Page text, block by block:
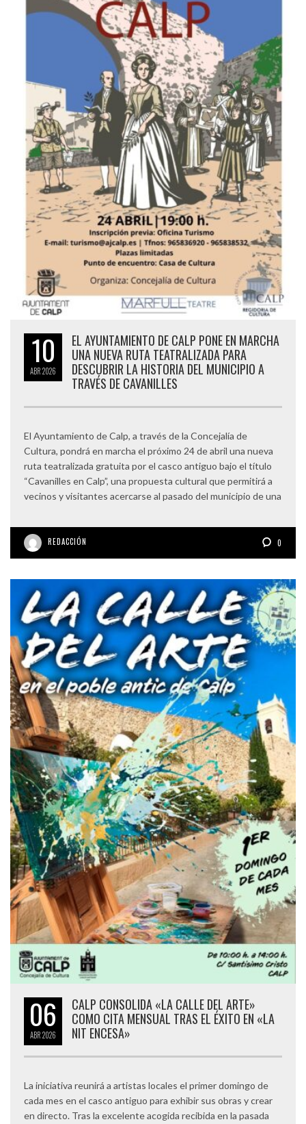
10
ABR2026
EL AYUNTAMIENTO DE CALP PONE EN MARCHA
UNA NUEVA RUTA TEATRALIZADA PARA
DESCUBRIR LA HISTORIA DEL MUNICIPIO A
TRAVÉS DE CAVANILLES
El Ayuntamiento de Calp, a través de la Concejalía de
Cultura, pondrá en marcha el próximo 24 de abril una nueva
ruta teatralizada gratuita por el casco antiguo bajo el título
“Cavanilles en Calp”, una propuesta cultural que permitirá a
vecinos y visitantes acercarse al pasado del municipio de una
REDACCIÓN 0
06
ABR2026
CALP CONSOLIDA «LA CALLE DEL ARTE»
COMO CITA MENSUAL TRAS EL ÉXITO EN «LA
NIT ENCESA»
La iniciativa reunirá a artistas locales el primer domingo de
cada mes en el casco antiguo para exhibir sus obras y crear
en directo. Tras la excelente acogida recibida en la pasada